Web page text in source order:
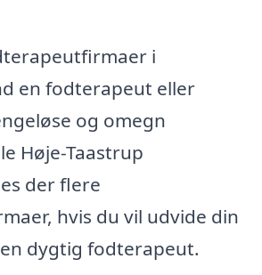
i
en fodterapeut eller
og omegn
Høje-Taastrup
der flere
hvis du vil udvide din
dygtig fodterapeut.